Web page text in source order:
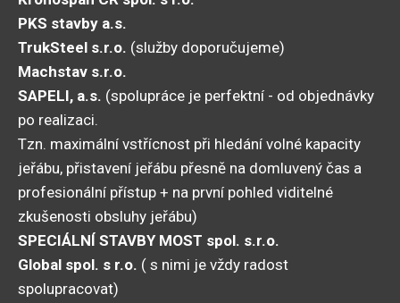
PKS stavby a.s.
TrukSteel s.r.o. (služby doporučujeme)
Machstav s.r.o.
SAPELI, a.s. (spolupráce je perfektní - od objednávky
po realizaci.
Tzn. maximální vstřícnost při hledání volné kapacity
jeřábu, přistavení jeřábu přesně na domluvený čas a
profesionální přístup + na první pohled viditelné
zkušenosti obsluhy jeřábu)
SPECIÁLNÍ STAVBY MOST spol. s.r.o.
Global spol. s r.o. ( s nimi je vždy radost
spolupracovat)